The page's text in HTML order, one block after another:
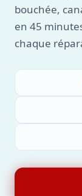
bouchée,
en 45
chaque